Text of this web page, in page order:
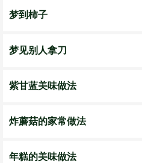
梦到柿子
梦见别人拿刀
紫甘蓝美味做法
炸蘑菇的家常做法
年糕的美味做法